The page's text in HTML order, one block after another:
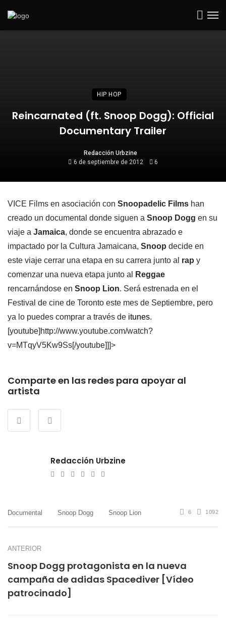
HIP HOP
Reincarnated (ft. Snoop Dogg): Official
Documentary Trailer
Redacción Urbzine
6 de septiembre de 2012
6
VICE Films en asociación con Snoopadelic Films han
creado un documental donde siguen a Snoop Dogg en su
viaje a Jamaica, donde se encuentra abrazado e
impactado por la Cultura Jamaicana, Snoop decide en
este viaje cerrar una etapa en su carrera junto al rap y
comenzar una nueva etapa junto al
Reggae
rencarnándose en Snoop Lion. Será estrenada en el
Festival de cine de Toronto este mes de Septiembre, pero
ya lo puedes comprar a través de itunes.
[youtube]http://www.youtube.com/watch?
v=MTqyV5Kw9Ss[/youtube]]]>
Comparte en las redes para apoyar al
artista
Redacción Urbzine
WebsiteTwitterFacebook
Youtube
Documental Snoop Dogg Snoop Lion 6 1092
ANTERIOR
Snoop Dogg protagonista en la nueva
campaña de adidas Spacediver [Vídeo
patrocinado]